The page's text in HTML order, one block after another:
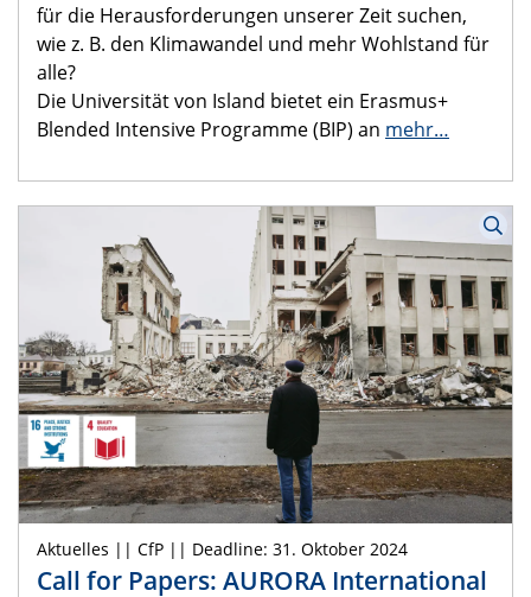
Wollt ihr euer eigenes Potenzial entdecken, euer
Netzwerk stärken und kompetenter darin werden,
euer Wissen und eure Ideen zum Nutzen der
Gesellschaft einzusetzen? Möchtet ihr mit einer
vielfältigen Gruppe von Studierenden
für die Herausforderungen unserer Zeit suchen,
wie z. B. den Klimawandel und mehr Wohlstand für
Die Universität von Island bietet ein Erasmus+
Blended Intensive Programme (BIP) an mehr…